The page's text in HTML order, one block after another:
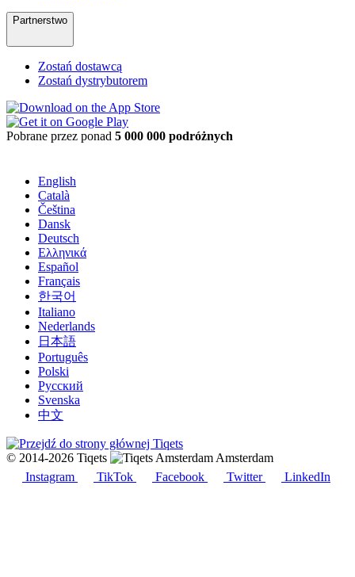
Partnerstwo
Zostań dostawcą
Zostań dystrybutorem
Pobrane przez ponad 5 000 000 podróżnych
English
Català
Čeština
Dansk
Deutsch
Ελληνικά
Español
Français
한국어
Italiano
Nederlands
日本語
Português
Polski
Русский
Svenska
中文
© 2014-2026 Tiqets
Amsterdam
Instagram
TikTok Facebook Twitter LinkedIn